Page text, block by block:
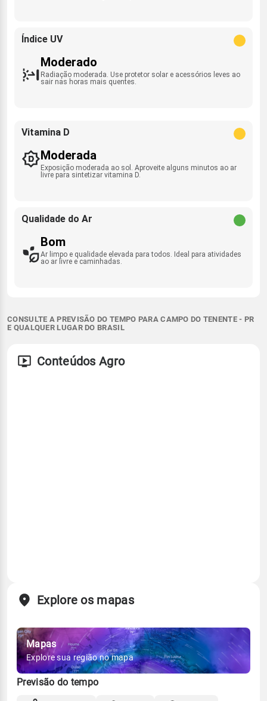
Índice UV
Moderado
Radiação moderada. Use protetor solar e acessórios leves ao
sair nas horas mais quentes.
Vitamina D
Moderada
Exposição moderada ao sol. Aproveite alguns minutos ao ar
livre para sintetizar vitamina D.
Qualidade do Ar
Bom
Ar limpo e qualidade elevada para todos. Ideal para atividades
ao ar livre e caminhadas.
CONSULTE A PREVISÃO DO TEMPO PARA CAMPO DO TENENTE - PR
E QUALQUER LUGAR DO BRASIL
Conteúdos Agro
Explore os mapas
Mapas
Explore sua região no mapa
Previsão do tempo